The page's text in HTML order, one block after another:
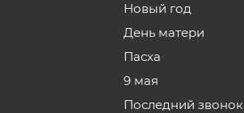
Новый год
День матери
Пасха
9 мая
Последний звонок